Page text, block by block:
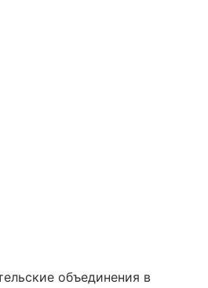
объединения в